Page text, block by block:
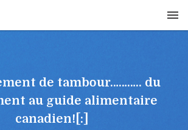
de tambour……….. du
au guide alimentaire
canadien![:]